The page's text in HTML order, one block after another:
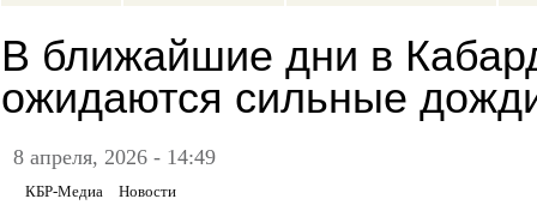
В ближайшие дни в
ожидаются сильные
8 апреля, 2026 - 14:49
КБР-Медиа Новости